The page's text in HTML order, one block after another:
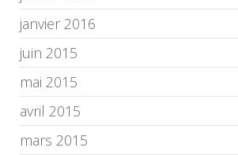
janvier 2016
juin 2015
mai 2015
avril 2015
mars 2015